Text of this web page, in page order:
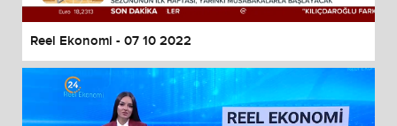
Reel Ekonomi - 07 10 2022